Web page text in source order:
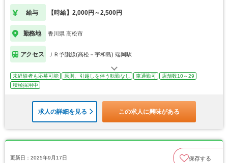
給与 【時給】2,000円～2,500円
勤務地 香川県 高松市
アクセス ＪＲ予讃線(高松－宇和島) 端岡駅
未経験者も応募可能 原則、引越しを伴う転勤なし 車通勤可
店舗数10～29
積極採用中
求人の詳細を見る この求人に興味がある
更新日：2025年9月17日 保存する